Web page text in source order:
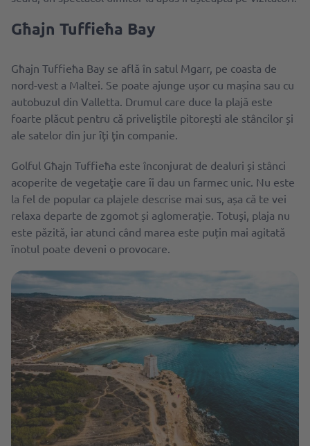
Għajn Tuffieħa Bay
Għajn Tuffieħa Bay se află în satul Mgarr, pe coasta de
nord-vest a Maltei. Se poate ajunge ușor cu mașina sau cu
autobuzul din Valletta. Drumul care duce la plajă este
foarte plăcut pentru că priveliştile pitorești ale stâncilor și
ale satelor din jur ȋţi ţin companie.
Golful Għajn Tuffieħa este înconjurat de dealuri și stânci
acoperite de vegetaţie care ȋi dau un farmec unic. Nu este
la fel de popular ca plajele descrise mai sus, așa că te vei
relaxa departe de zgomot și aglomerație. Totuşi, plaja nu
este păzită, iar atunci când marea este puțin mai agitată
ȋnotul poate deveni o provocare.